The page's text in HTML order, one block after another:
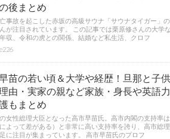
後まとめ
事故を起こした赤坂の高級サウナ「サウナタイガー」
が注目されています。 この記事では栗原修さんの大学
収、令和の虎との関係、結婚など私生活、クロフ
苗の若い頃＆大学や経歴！旦那と子
由・実家の親など家族・身長や英語
もまとめ
女性総理大臣となった高市早苗氏。高市内閣の支持率
よって差がある）と非常に高い支持率を誇り、高市総
に注目が集まっています。 高市早苗氏のプロフ